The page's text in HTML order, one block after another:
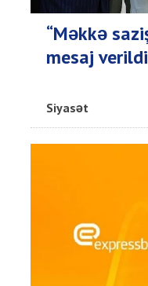
“Məkkə
mesaj verildi
Siyasət